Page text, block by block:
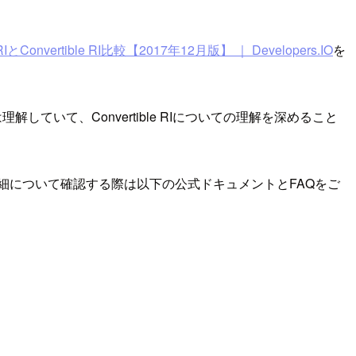
とConvertible RI比較【2017年12月版】 ｜ Developers.IOを
解していて、Convertible RIについての理解を深めること
ついて確認する際は以下の公式ドキュメントとFAQをご